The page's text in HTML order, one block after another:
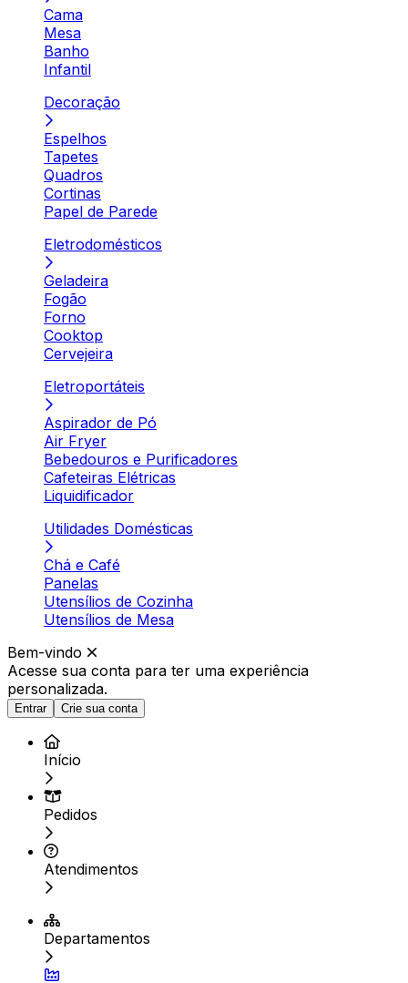
Cama
Mesa
Banho
Infantil
Decoração
Espelhos
Tapetes
Quadros
Cortinas
Papel de Parede
Eletrodomésticos
Geladeira
Fogão
Forno
Cooktop
Cervejeira
Eletroportáteis
Aspirador de Pó
Air Fryer
Bebedouros e Purificadores
Cafeteiras Elétricas
Liquidificador
Utilidades Domésticas
Chá e Café
Panelas
Utensílios de Cozinha
Utensílios de Mesa
Bem-vindo
Acesse sua conta para ter uma experiência
personalizada.
Entrar Crie sua conta
Início
Pedidos
Atendimentos
Departamentos